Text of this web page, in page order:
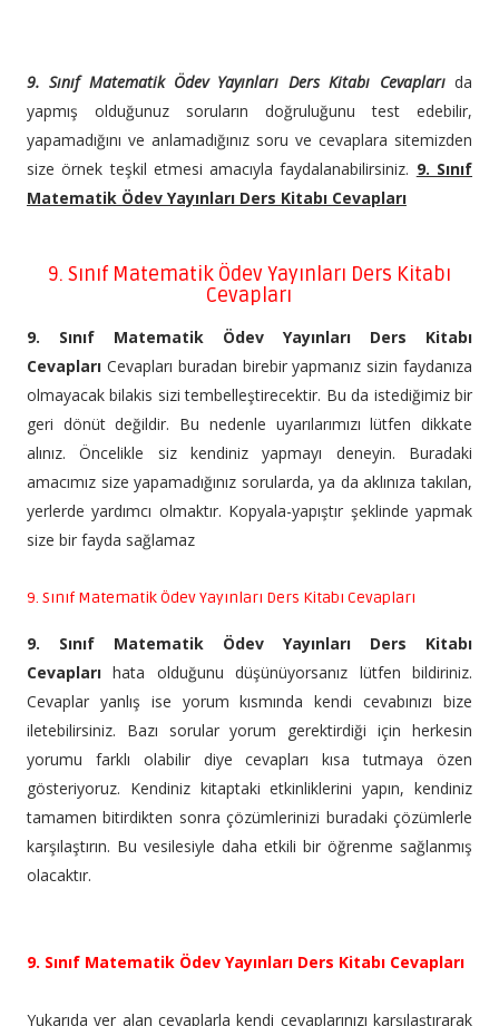
9. Sınıf Matematik Ödev Yayınları Ders Kitabı Cevaplarıda
yapmış olduğunuz soruların doğruluğunu test edebilir,
yapamadığını ve anlamadığınız soru ve cevaplara sitemizden
size örnek teşkil etmesi amacıyla faydalanabilirsiniz. 9. Sınıf
Matematik Ödev Yayınları Ders Kitabı Cevapları
9. Sınıf Matematik Ödev Yayınları Ders Kitabı
Cevapları
9. Sınıf Matematik Ödev Yayınları Ders Kitabı
Cevapları Cevapları buradan birebir yapmanız sizin faydanıza
olmayacak bilakis sizi tembelleştirecektir. Bu da istediğimiz bir
geri dönüt değildir. Bu nedenle uyarılarımızı lütfen dikkate
alınız. Öncelikle siz kendiniz yapmayı deneyin. Buradaki
amacımız size yapamadığınız sorularda, ya da aklınıza takılan,
yerlerde yardımcı olmaktır. Kopyala-yapıştır şeklinde yapmak
size bir fayda sağlamaz
9. Sınıf Matematik Ödev Yayınları Ders Kitabı Cevapları
9. Sınıf Matematik Ödev Yayınları Ders Kitabı
Cevaplarıhata olduğunu düşünüyorsanız lütfen bildiriniz.
Cevaplar yanlış ise yorum kısmında kendi cevabınızı bize
iletebilirsiniz. Bazı sorular yorum gerektirdiği için herkesin
yorumu farklı olabilir diye cevapları kısa tutmaya özen
gösteriyoruz. Kendiniz kitaptaki etkinliklerini yapın, kendiniz
tamamen bitirdikten sonra çözümlerinizi buradaki çözümlerle
karşılaştırın. Bu vesilesiyle daha etkili bir öğrenme sağlanmış
olacaktır.
9. Sınıf Matematik Ödev Yayınları Ders Kitabı Cevapları
Yukarıda yer alan cevaplarla kendi cevaplarınızı karşılaştırarak